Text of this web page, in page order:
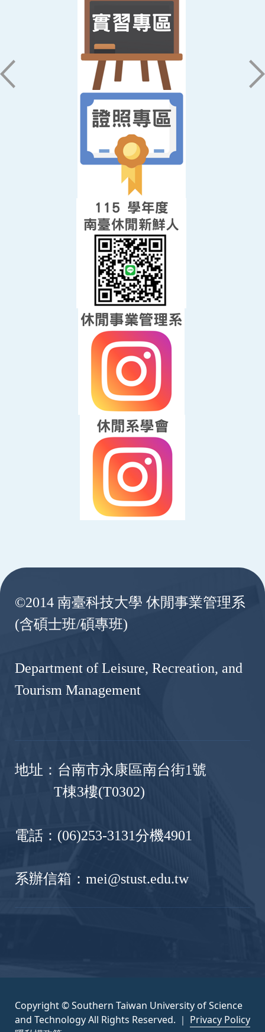
©2014 南臺科技大學 休閒事業管理系
(含碩士班/碩專班)
Department of Leisure, Recreation, and
Tourism Management
地址：台南市永康區南台街1號
T棟3樓(T0302)
電話：(06)253-3131分機4901
系辦信箱：mei@stust.edu.tw
Copyright © Southern Taiwan University of Science
and Technology All Rights Reserved. ｜ Privacy Policy